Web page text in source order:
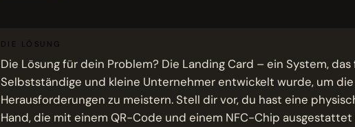
DIE LÖSUNG
Die Lösung für dein Problem? Die Landing Card – ein System,
Selbstständige und kleine Unternehmer entwickelt wurde, um
Herausforderungen zu meistern. Stell dir vor, du hast eine
Hand, die mit einem QR-Code und einem NFC-Chip ausgestattet